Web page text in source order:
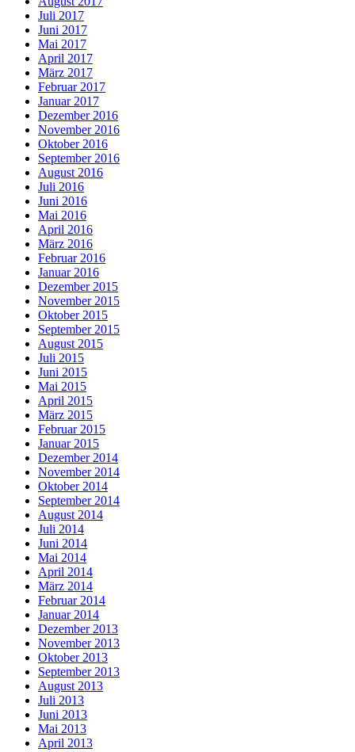
Juli 2017
Juni 2017
Mai 2017
April 2017
März 2017
Februar 2017
Januar 2017
Dezember 2016
November 2016
Oktober 2016
September 2016
August 2016
Juli 2016
Juni 2016
Mai 2016
April 2016
März 2016
Februar 2016
Januar 2016
Dezember 2015
November 2015
Oktober 2015
September 2015
August 2015
Juli 2015
Juni 2015
Mai 2015
April 2015
März 2015
Februar 2015
Januar 2015
Dezember 2014
November 2014
Oktober 2014
September 2014
August 2014
Juli 2014
Juni 2014
Mai 2014
April 2014
März 2014
Februar 2014
Januar 2014
Dezember 2013
November 2013
Oktober 2013
September 2013
August 2013
Juli 2013
Juni 2013
Mai 2013
April 2013